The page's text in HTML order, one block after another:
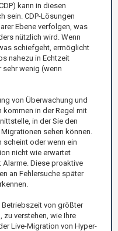
kann in diesen
sein. CDP-Lösungen
Ebene verfolgen, was
nützlich wird. Wenn
schiefgeht, ermöglicht
nahezu in Echtzeit
wenig (wenn
von Überwachung und
kommen in der Regel mit
in der Sie den
sehen können.
scheint oder wenn ein
nicht wie erwartet
Diese proaktive
an Fehlersuche später
Betriebszeit von größter
verstehen, wie Ihre
Live-Migration von Hyper-